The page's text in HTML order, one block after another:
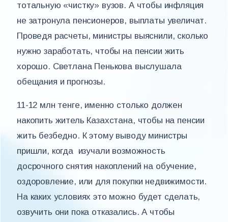
тотальную «чистку» вузов. А чтобы инфляция
не затронула пенсионеров, выплаты увеличат.
Проведя расчеты, министры выяснили, сколько
нужно заработать, чтобы на пенсии жить
хорошо. Светлана Пенькова выслушала
обещания и прогнозы.
11-12 млн тенге, именно столько должен
накопить житель Казахстана, чтобы на пенсии
жить безбедно. К этому выводу министры
пришли, когда изучали возможность
досрочного снятия накоплений на обучение,
оздоровление, или для покупки недвижимости.
На каких условиях это можно будет сделать,
озвучить они пока отказались. А чтобы